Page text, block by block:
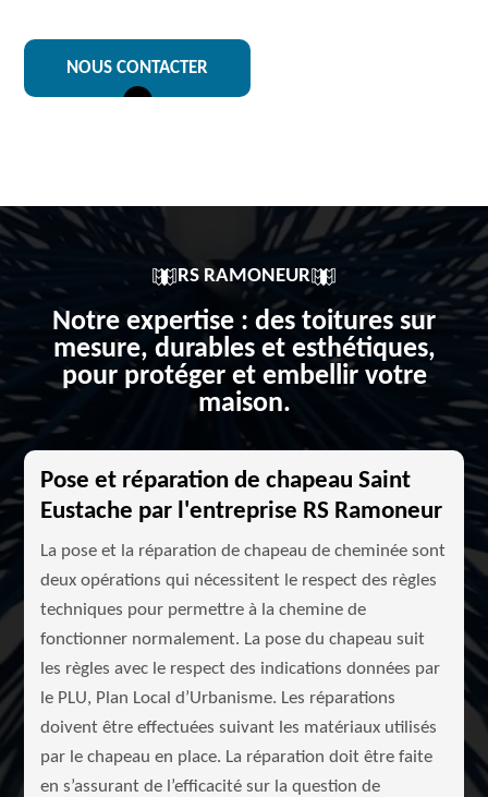
NOUS CONTACTER
RS RAMONEUR
Notre expertise : des toitures sur
mesure, durables et esthétiques,
pour protéger et embellir votre
maison.
Pose et réparation de chapeau Saint
Eustache par l'entreprise RS Ramoneur
La pose et la réparation de chapeau de cheminée sont
deux opérations qui nécessitent le respect des règles
techniques pour permettre à la chemine de
fonctionner normalement. La pose du chapeau suit
les règles avec le respect des indications données par
le PLU, Plan Local d’Urbanisme. Les réparations
doivent être effectuées suivant les matériaux utilisés
par le chapeau en place. La réparation doit être faite
en s’assurant de l’efficacité sur la question de